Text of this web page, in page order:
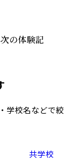
学校名などで絞
共学校
次の体験記